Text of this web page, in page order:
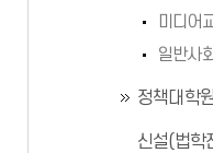
미디어
일반사
정책대학
신설(법학